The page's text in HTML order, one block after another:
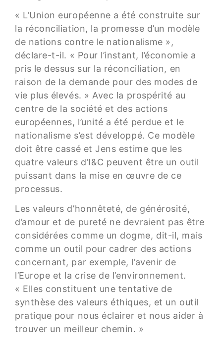
« L’Union européenne a été construite sur
la réconciliation, la promesse d’un modèle
de nations contre le nationalisme »,
déclare-t-il. « Pour l’instant, l’économie a
pris le dessus sur la réconciliation, en
raison de la demande pour des modes de
vie plus élevés. » Avec la prospérité au
centre de la société et des actions
européennes, l’unité a été perdue et le
nationalisme s’est développé. Ce modèle
doit être cassé et Jens estime que les
quatre valeurs d’I&C peuvent être un outil
puissant dans la mise en œuvre de ce
processus.
Les valeurs d’honnêteté, de générosité,
d’amour et de pureté ne devraient pas être
considérées comme un dogme, dit-il, mais
comme un outil pour cadrer des actions
concernant, par exemple, l’avenir de
l’Europe et la crise de l’environnement.
« Elles constituent une tentative de
synthèse des valeurs éthiques, et un outil
pratique pour nous éclairer et nous aider à
trouver un meilleur chemin. »